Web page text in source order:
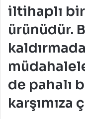
iltihaplı
ürünüdür.
de pahalı
karşımıza